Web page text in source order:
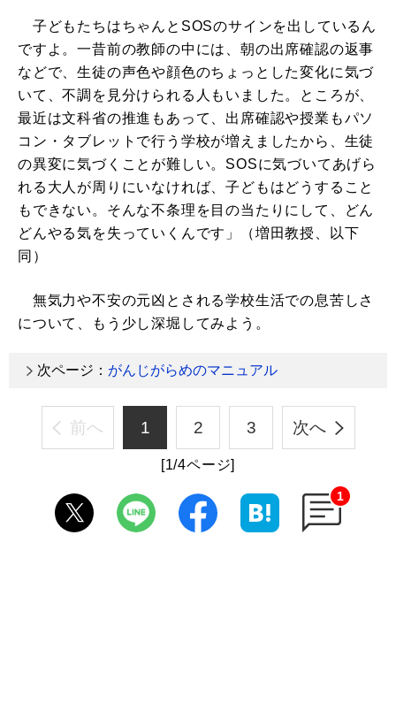
子どもたちはちゃんとSOSのサインを出しているん
ですよ。一昔前の教師の中には、朝の出席確認の返事
などで、生徒の声色や顔色のちょっとした変化に気づ
いて、不調を見分けられる人もいました。ところが、
最近は文科省の推進もあって、出席確認や授業もパソ
コン・タブレットで行う学校が増えましたから、生徒
の異変に気づくことが難しい。SOSに気づいてあげら
れる大人が周りにいなければ、子どもはどうすること
もできない。そんな不条理を目の当たりにして、どん
どんやる気を失っていくんです」（増田教授、以下
同）
無気力や不安の元凶とされる学校生活での息苦しさ
について、もう少し深堀してみよう。
次ページ： がんじがらめのマニュアル
前へ 1 2 3 次へ
[1/4ページ]
1